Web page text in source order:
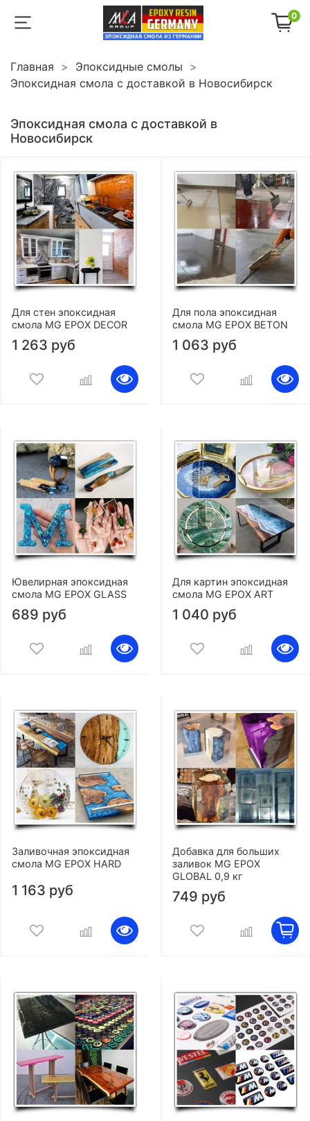
0
Главная
Эпоксидные смолы
Эпоксидная смола с доставкой в Новосибирск
Эпоксидная смола с доставкой в
Новосибирск
Для стен эпоксидная
смола MG EPOX DECOR
1 263 руб
Для пола эпоксидная
смола MG EPOX BETON
1 063 руб
Ювелирная эпоксидная
смола MG EPOX GLASS
689 руб
Для картин эпоксидная
смола MG EPOX ART
1 040 руб
Заливочная эпоксидная
смола MG EPOX HARD
1 163 руб
Добавка для больших
заливок MG EPOX
GLOBAL 0,9 кг
749 руб